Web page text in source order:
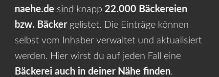
naehe.de sind knapp 22.000 Bäckereien
bzw. Bäckergelistet. Die Einträge können
selbst vom Inhaber verwaltet und aktualisiert
werden. Hier wirst du auf jeden Fall eine
Bäckerei auch in deiner Nähe finden.